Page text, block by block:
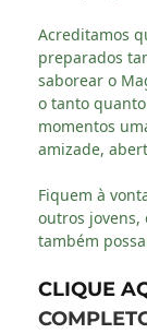
Acreditamos
preparados
saborear o
o tanto
momentos
amizade,
Fiquem à
outros jovens,
também
CLIQUE